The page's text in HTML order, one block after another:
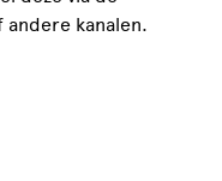
andere kanalen.